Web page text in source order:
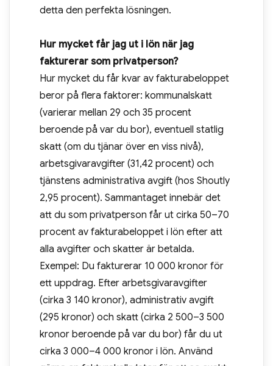
detta den perfekta lösningen.
Hur mycket får jag ut i lön när jag
fakturerar som privatperson?
Hur mycket du får kvar av fakturabeloppet
beror på flera faktorer: kommunalskatt
(varierar mellan 29 och 35 procent
beroende på var du bor), eventuell statlig
skatt (om du tjänar över en viss nivå),
arbetsgivaravgifter (31,42 procent) och
tjänstens administrativa avgift (hos Shoutly
2,95 procent). Sammantaget innebär det
att du som privatperson får ut cirka 50–70
procent av fakturabeloppet i lön efter att
alla avgifter och skatter är betalda.
Exempel: Du fakturerar 10 000 kronor för
ett uppdrag. Efter arbetsgivaravgifter
(cirka 3 140 kronor), administrativ avgift
(295 kronor) och skatt (cirka 2 500–3 500
kronor beroende på var du bor) får du ut
cirka 3 000–4 000 kronor i lön. Använd